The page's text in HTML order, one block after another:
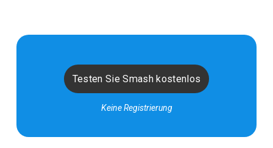
Testen Sie Smash kostenlos
Keine Registrierung